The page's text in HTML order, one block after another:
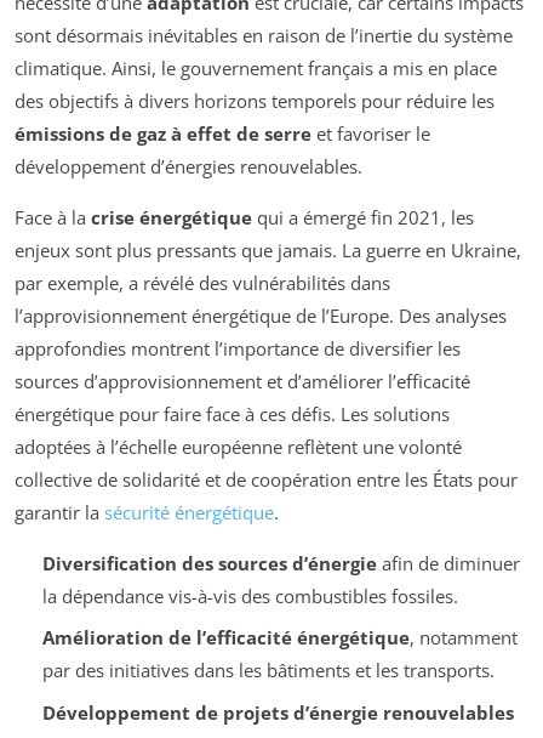
sont désormais inévitables en raison de l’inertie du système
climatique. Ainsi, le gouvernement français a mis en place
des objectifs à divers horizons temporels pour réduire les
émissions de gaz à effet de serre et favoriser le
développement d’énergies renouvelables.
Face à la crise énergétique qui a émergé fin 2021, les
enjeux sont plus pressants que jamais. La guerre en Ukraine,
par exemple, a révélé des vulnérabilités dans
l’approvisionnement énergétique de l’Europe. Des analyses
approfondies montrent l’importance de diversifier les
sources d’approvisionnement et d’améliorer l’efficacité
énergétique pour faire face à ces défis. Les solutions
adoptées à l’échelle européenne reflètent une volonté
collective de solidarité et de coopération entre les États pour
garantir la sécurité énergétique.
Diversification des sources d’énergieafin de diminuer
la dépendance vis-à-vis des combustibles fossiles.
Amélioration de l’efficacité énergétique, notamment
par des initiatives dans les bâtiments et les transports.
Développement de projets d’énergie renouvelables